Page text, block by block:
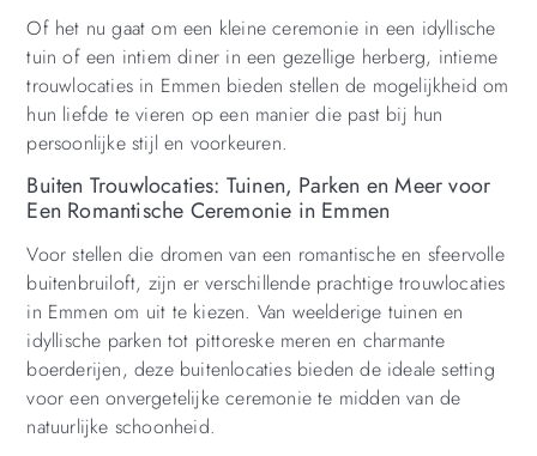
Of het nu gaat om een ​​kleine ceremonie in een idyllische
tuin of een intiem diner in een gezellige herberg, intieme
trouwlocaties in Emmen bieden stellen de mogelijkheid om
hun liefde te vieren op een manier die past bij hun
persoonlijke stijl en voorkeuren.
Buiten Trouwlocaties: Tuinen, Parken en Meer voor
Een Romantische Ceremonie in Emmen
Voor stellen die dromen van een romantische en sfeervolle
buitenbruiloft, zijn er verschillende prachtige trouwlocaties
in Emmen om uit te kiezen. Van weelderige tuinen en
idyllische parken tot pittoreske meren en charmante
boerderijen, deze buitenlocaties bieden de ideale setting
voor een onvergetelijke ceremonie te midden van de
natuurlijke schoonheid.